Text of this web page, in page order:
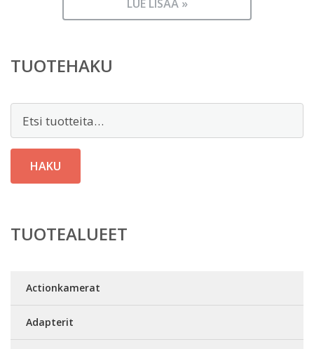
LUE LISÄÄ »
TUOTEHAKU
HAKU
TUOTEALUEET
Actionkamerat
Adapterit